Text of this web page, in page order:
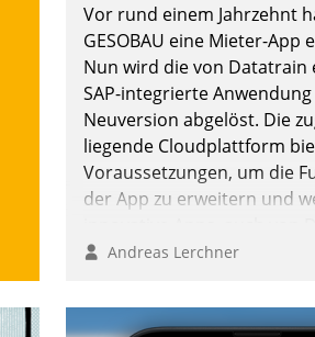
Vor rund einem Jahrzehnt
GESOBAU eine Mieter-App
Nun wird die von Datatrain
SAP-integrierte
Neuversion abgelöst. Die
liegende Cloudplattform
Voraussetzungen, um die
der App zu erweitern und
in SAP zu integrieren.
Andreas Lerchner